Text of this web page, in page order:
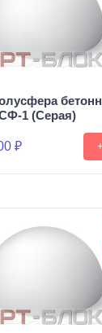
1 (Серая)
₽ +